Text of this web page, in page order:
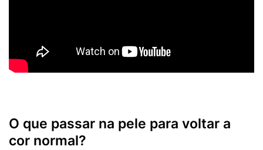
O que passar na pele para voltar a
cor normal?